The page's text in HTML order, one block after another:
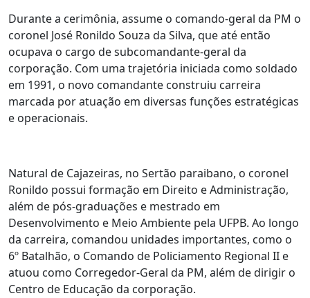
Durante a cerimônia, assume o comando-geral da PM o
coronel José Ronildo Souza da Silva, que até então
ocupava o cargo de subcomandante-geral da
corporação. Com uma trajetória iniciada como soldado
em 1991, o novo comandante construiu carreira
marcada por atuação em diversas funções estratégicas
e operacionais.
Natural de Cajazeiras, no Sertão paraibano, o coronel
Ronildo possui formação em Direito e Administração,
além de pós-graduações e mestrado em
Desenvolvimento e Meio Ambiente pela UFPB. Ao longo
da carreira, comandou unidades importantes, como o
6º Batalhão, o Comando de Policiamento Regional II e
atuou como Corregedor-Geral da PM, além de dirigir o
Centro de Educação da corporação.